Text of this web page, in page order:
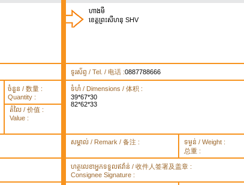
ហាងមី
ខេត្តព្រះសីហនុ SHV
ទូរស័ព្ទ / Tel. / 电话 :0887788666
ចំនួន / 数量 :
Quantity :
តំលៃ / 价值 :
Value :
ទំហំ / Dimensions / 体积 :
39*67*30
82*62*33
សម្គាល់ / Remark / 备注 :
ទម្ងន់ / Weight :
总重 :
ហត្ថលេខាអ្នកទទួលឥវ៉ាន់ / 收件人签署及盖章 :
Consignee Signature :